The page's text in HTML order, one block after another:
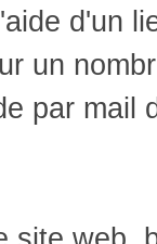
d'un
un
par mail